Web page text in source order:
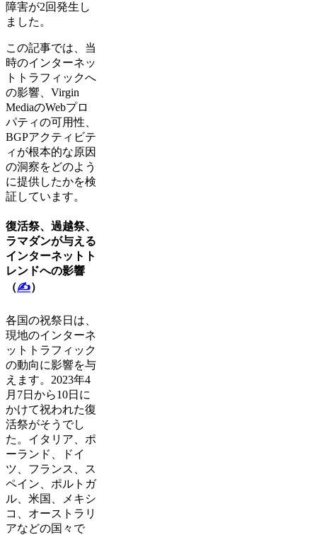
障害が2回発生し
ました。
この記事では、当
時のインターネッ
トトラフィックへ
の影響、Virgin
MediaのWebプロ
パティの可用性、
BGPアクティビテ
ィが根本的な原因
の洞察をどのよう
に提供したかを検
証しています。
復活祭、過越祭、
ラマダンが与える
インターネットト
レンドへの影響
（✍️）
各国の祝祭日は、
現地のインターネ
ットトラフィック
の動向に影響を与
えます。2023年4
月7日から10日に
かけて祝われた復
活祭がそうでし
た。イタリア、ポ
ーランド、ドイ
ツ、フランス、ス
ペイン、ポルトガ
ル、米国、メキシ
コ、オーストラリ
アなどの国々で